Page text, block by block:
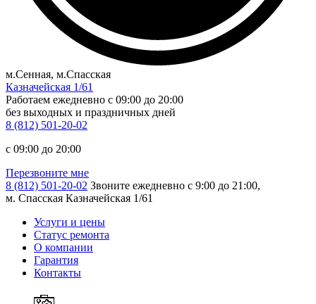
м.Сенная, м.Спасская
Казначейская 1/61
Работаем ежедневно c 09:00 до 20:00
без выходных и праздничных дней
8 (812) 501-20-02
c 09:00 до 20:00
Перезвоните мне
8 (812) 501-20-02 Звоните ежедневно с 9:00 до 21:00,
м. Спасская Казначейская 1/61
Услуги и цены
Статус ремонта
О компании
Гарантия
Контакты